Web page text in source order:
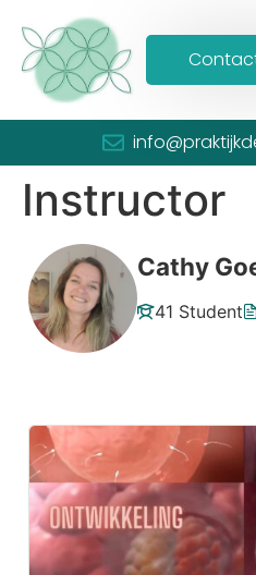
Instructor
Cathy
41 Student